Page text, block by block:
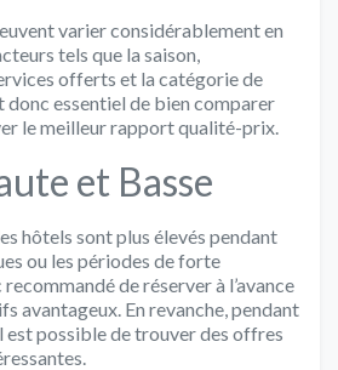
varier considérablement en
tels que la saison,
offerts et la catégorie de
donc essentiel de bien comparer
le meilleur rapport qualité-prix.
et Basse
hôtels sont plus élevés pendant
ou les périodes de forte
de réserver à l’avance
avantageux. En revanche, pendant
est possible de trouver des offres